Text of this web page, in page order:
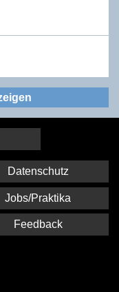
Datenschutz
Jobs/Praktika
Feedback